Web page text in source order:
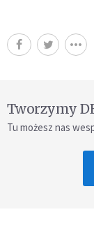
Tworzymy
Tu możesz nas